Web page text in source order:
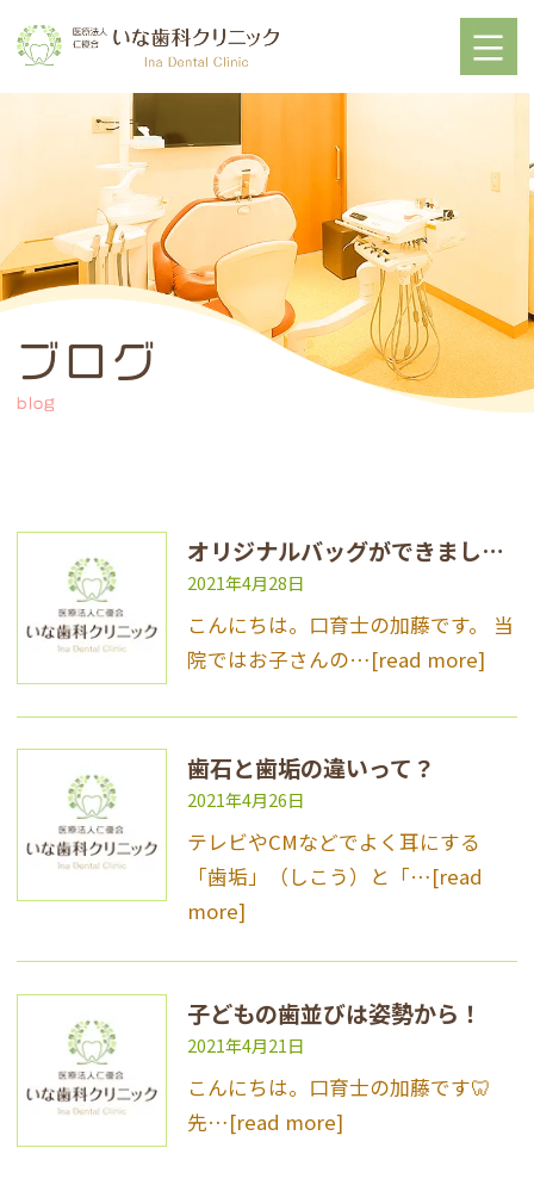
ブログ
blog
オリジナルバッグができました✨
2021年4月28日
こんにちは。口育士の加藤です。 当
院ではお子さんの…[read more]
歯石と歯垢の違いって？
2021年4月26日
テレビやCMなどでよく耳にする
「歯垢」（しこう）と「…[read
more]
子どもの歯並びは姿勢から！
2021年4月21日
こんにちは。口育士の加藤です🦷
先…[read more]